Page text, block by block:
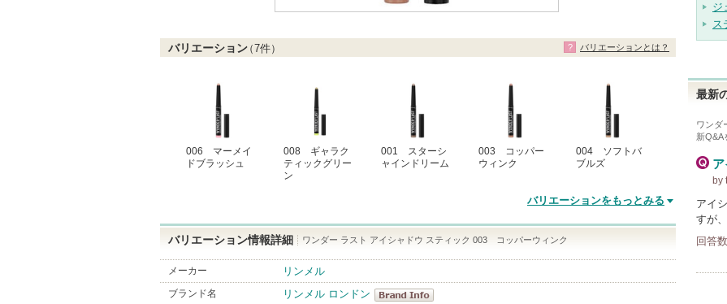
バリエーション（7件）
006 マーメイ
ドブラッシュ
008 ギャラク
ティックグリー
ン
001 スターシ
ャインドリーム
003 コッパー
ウィンク
004 ソフトバ
ブルズ
バリエーションをもっとみる
バリエーションとは？
バリエーション情報詳細 ワンダー ラスト アイシャドウ スティック 003 コッパーウィンク
メーカー リンメル
ブランド名
リンメル ロンドン
ジ
ス
最新
ワンダ
新Q&A
by
アイ
すが
回答数